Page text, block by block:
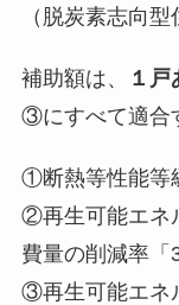
（脱炭素志向
補助額は、 １戸
③にすべて適合
①断熱等性能等
②再生可能エネ
費量の削減率「
③再生可能エネ